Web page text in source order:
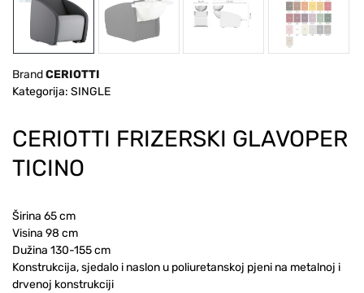
BrandCERIOTTI
Kategorija: SINGLE
CERIOTTI FRIZERSKI GLAVOPER
TICINO
Širina 65 cm
Visina 98 cm
Dužina 130-155 cm
Konstrukcija, sjedalo i naslon u poliuretanskoj pjeni na metalnoj i
drvenoj konstrukciji